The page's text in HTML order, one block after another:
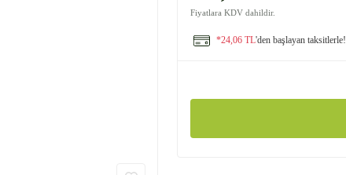
Fiyatlara KDV dahildir.
*24,06 TL'den başlayan taksitlerle!